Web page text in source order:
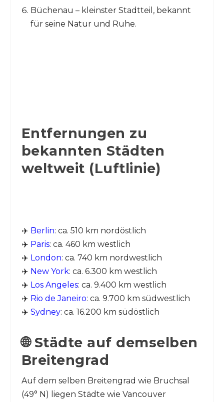
Büchenau – kleinster Stadtteil, bekannt
für seine Natur und Ruhe.
Entfernungen zu
bekannten Städten
weltweit (Luftlinie)
✈️ Berlin: ca. 510 km nordöstlich
✈️ Paris: ca. 460 km westlich
✈️ London: ca. 740 km nordwestlich
✈️ New York: ca. 6.300 km westlich
✈️ Los Angeles: ca. 9.400 km westlich
✈️ Rio de Janeiro: ca. 9.700 km südwestlich
✈️ Sydney: ca. 16.200 km südöstlich
🌐 Städte auf demselben
Breitengrad
Auf dem selben Breitengrad wie Bruchsal
(49° N) liegen Städte wie Vancouver